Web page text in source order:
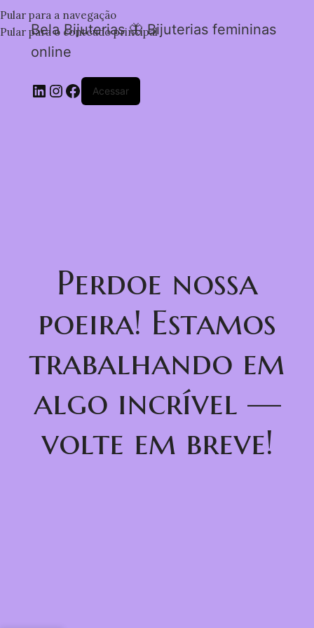
Pular para a navegação
Pular para o conteúdo principal
Bela Bijuterias 🦋 Bijuterias femininas
online
Acessar
Perdoe nossa
poeira! Estamos
trabalhando em
algo incrível —
volte em breve!